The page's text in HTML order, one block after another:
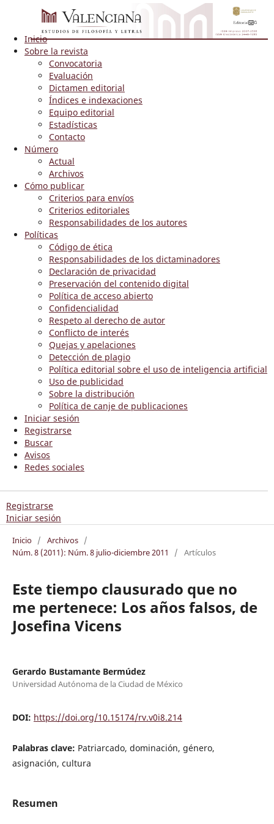
Inicio
Sobre la revista
Convocatoria
Evaluación
Dictamen editorial
Índices e indexaciones
Equipo editorial
Estadísticas
Contacto
Número
Actual
Archivos
Cómo publicar
Criterios para envíos
Criterios editoriales
Responsabilidades de los autores
Políticas
Código de ética
Responsabilidades de los dictaminadores
Declaración de privacidad
Preservación del contenido digital
Política de acceso abierto
Confidencialidad
Respeto al derecho de autor
Conflicto de interés
Quejas y apelaciones
Detección de plagio
Política editorial sobre el uso de inteligencia artificial
Uso de publicidad
Sobre la distribución
Política de canje de publicaciones
Iniciar sesión
Registrarse
Buscar
Avisos
Redes sociales
Registrarse
Iniciar sesión
Inicio / Archivos /
Núm. 8 (2011): Núm. 8 julio-diciembre 2011
/ Artículos
Este tiempo clausurado que no
me pertenece: Los años falsos, de
Josefina Vicens
Gerardo Bustamante Bermúdez
Universidad Autónoma de la Ciudad de México
DOI: https://doi.org/10.15174/rv.v0i8.214
Palabras clave: Patriarcado, dominación, género,
asignación, cultura
Resumen